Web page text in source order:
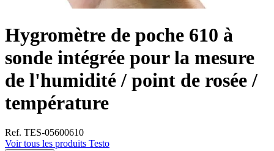
Hygromètre de poche 610 à
sonde intégrée pour la mesure
de l'humidité / point de rosée /
température
Ref. TES-05600610
Voir tous les produits Testo